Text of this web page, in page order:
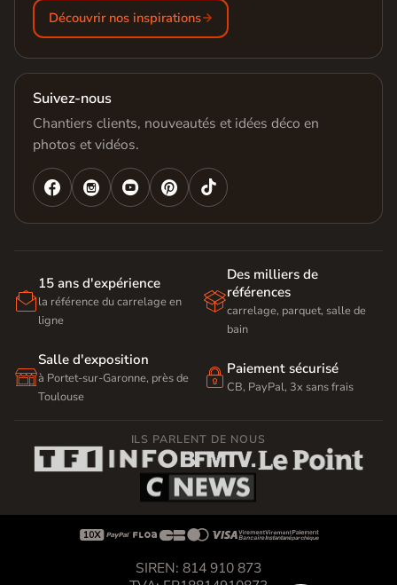
Découvrir nos inspirations
Suivez-nous
Chantiers clients, nouveautés et idées déco en
photos et vidéos.
   

15 ans d'expérience
la référence du carrelage en
ligne

Des milliers de
références
carrelage, parquet, salle de
bain

Salle d'exposition
à Portet-sur-Garonne, près de
Toulouse
 Paiement sécurisé
CB, PayPal, 3x sans frais
ILS PARLENT DE NOUS

SIREN: 814 910 873